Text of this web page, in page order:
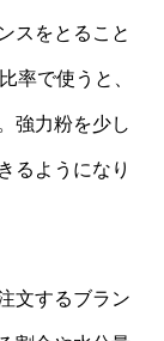
スをとること
率で使うと、
強力粉を少し
るようになり
文するブラン